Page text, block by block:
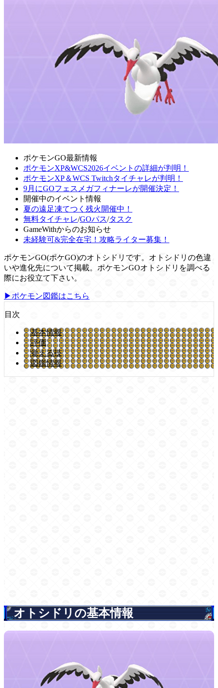
ポケモンGO最新情報
ポケモンXP&WCS2026イベントの詳細が判明！
ポケモンXP＆WCS Twitchタイチャレが判明！
9月にGOフェスメガフィナーレが開催決定！
開催中のイベント情報
夏の遠足凍てつく残火開催中！
無料タイチャレ/GOパス/タスク
GameWithからのお知らせ
未経験可&完全在宅！攻略ライター募集！
ポケモンGO(ポケGO)のオトシドリです。オトシドリの色違
いや進化先について掲載。ポケモンGOオトシドリを調べる
際にお役立て下さい。
▶ポケモン図鑑はこちら
目次
基本情報
評価
覚える技
図鑑情報
オトシドリの基本情報